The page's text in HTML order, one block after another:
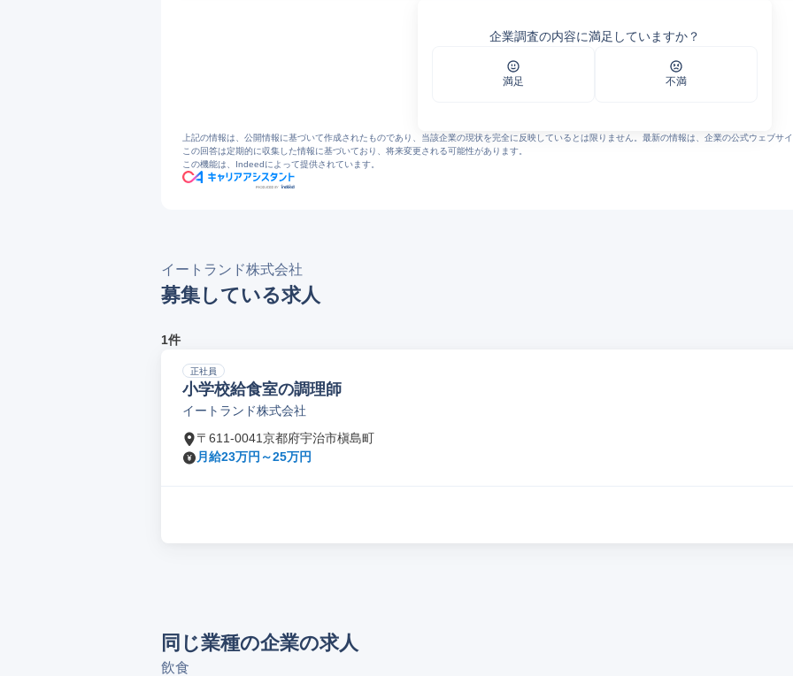
企業調査の内容に満足していますか？
満足 不満
上記の情報は、公開情報に基づいて作成されたものであり、当該企業の現状を完全に反映しているとは限りません。最新の情報は、企業の公式ウェブサ
この回答は定期的に収集した情報に基づいており、将来変更される可能性があります。
この機能は、Indeedによって提供されています。
イートランド株式会社
募集している求人
1件
正社員
小学校給食室の調理師
イートランド株式会社
〒611-0041京都府宇治市槇島町
月給23万円～25万円
同じ業種の企業の求人
飲食